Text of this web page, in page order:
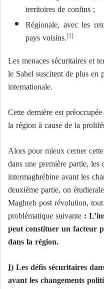
territoires de confins ;
Régionale, avec les
pays voisins.[1]
Les menaces sécuritaires et
le Sahel suscitent de plus en
internationale.
Cette dernière est
la région à cause de la
Alors pour mieux cerner
dans une première partie,
intermaghrébine avant les
deuxième partie, on
Maghreb post révolution,
problématique suivante:
peut constituer un facteur
dans la région.
I)Les défis sécuritaires
avant les changements